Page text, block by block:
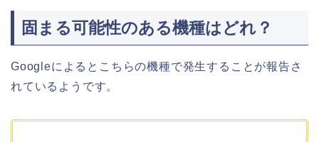
固まる可能性のある機種はどれ？
Googleによるとこちらの機種で発生することが報告さ
れているようです。